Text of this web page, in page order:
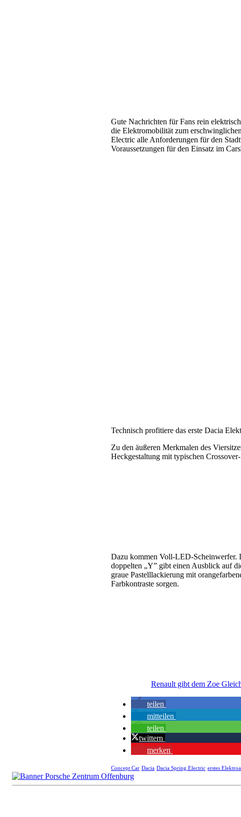
Gute Nachrichten für Fans rein
die Elektromobilität zum
Electric alle Anforderungen für den
Voraussetzungen für den Einsatz im
Technisch profitiere das erste Dacia
Zu den äußeren Merkmalen des
Heckgestaltung mit typischen
Dazu kommen Voll-LED-Scheinwerfer.
doppelten „Y” gibt einen Ausblick auf
graue Pastelllackierung mit
Farbkontraste sorgen.
Renault gibt dem Zoe
teilen
mitteilen
teilen
twittern
merken
Concept Car Dacia Dacia Spring Electric erstes